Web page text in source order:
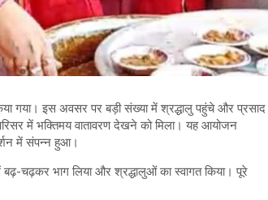
गया। इस अवसर पर बड़ी संख्या में श्रद्धालु पहुंचे और प्रसाद
में भक्तिमय वातावरण देखने को मिला। यह आयोजन
में संपन्न हुआ।
चढ़कर भाग लिया और श्रद्धालुओं का स्वागत किया। पूरे